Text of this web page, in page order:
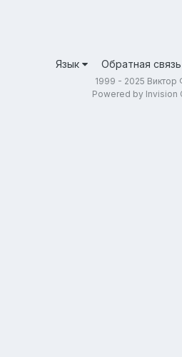
Язык Обратная связь
1999 - 2025
Powered by Invision